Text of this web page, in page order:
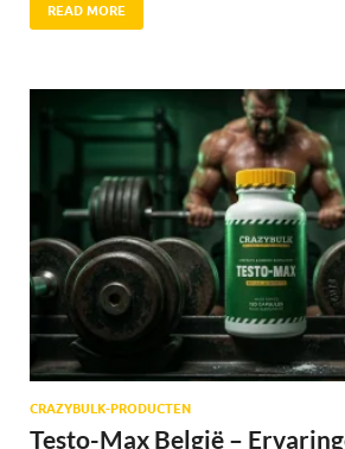
READ MORE
CRAZYBULK-PRODUCTEN
Testo-Max België –